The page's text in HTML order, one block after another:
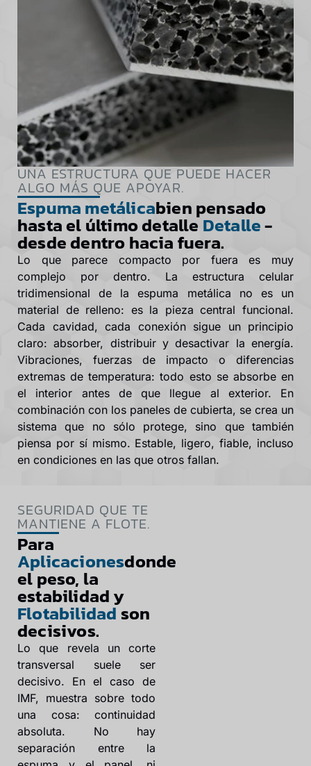
UNA ESTRUCTURA QUE PUEDE HACER
ALGO MÁS QUE APOYAR.
Espuma metálicabien pensado
hasta el último detalleDetalle-
desde dentro hacia fuera.
Lo que parece compacto por fuera es muy
complejo por dentro. La estructura celular
tridimensional de la espuma metálica no es un
material de relleno: es la pieza central funcional.
Cada cavidad, cada conexión sigue un principio
claro: absorber, distribuir y desactivar la energía.
Vibraciones, fuerzas de impacto o diferencias
extremas de temperatura: todo esto se absorbe en
el interior antes de que llegue al exterior. En
combinación con los paneles de cubierta, se crea un
sistema que no sólo protege, sino que también
piensa por sí mismo. Estable, ligero, fiable, incluso
en condiciones en las que otros fallan.
SEGURIDAD QUE TE
MANTIENE A FLOTE.
Para
Aplicacionesdonde
el peso, la
estabilidad y
Flotabilidadson
decisivos.
Lo que revela un corte
transversal suele ser
decisivo. En el caso de
IMF, muestra sobre todo
una cosa: continuidad
absoluta. No hay
separación entre la